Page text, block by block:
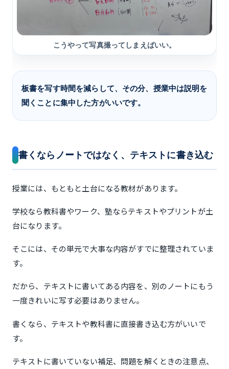
こうやって写真撮ってしまえばいい。
板書を写す時間を減らして、その分、授業中は説明を
聞くことに集中した方がいいです。
書くならノートではなく、テキストに書き込む
授業には、もともと土台になる教材があります。
学校なら教科書やワーク、塾ならテキストやプリントが土
台になります。
そこには、その単元で大事な内容がすでに整理されていま
す。
だから、テキストに書いてある内容を、別のノートにもう
一度きれいに写す必要はありません。
書くなら、テキストや教科書に直接書き込む方がいいで
す。
テキストに書いていない補足、問題を解くときの注意点、